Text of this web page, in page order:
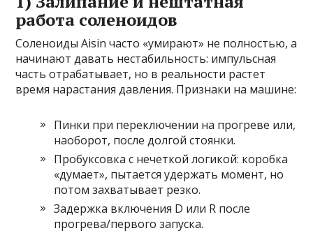
работа соленоидов
Соленоиды Aisin часто «умирают» не полностью, а
начинают давать нестабильность: импульсная
часть отрабатывает, но в реальности растет
время нарастания давления. Признаки на машине:
Пинки при переключении на прогреве или,
наоборот, после долгой стоянки.
Пробуксовка с нечеткой логикой: коробка
«думает», пытается удержать момент, но
потом захватывает резко.
Задержка включения D или R после
прогрева/первого запуска.